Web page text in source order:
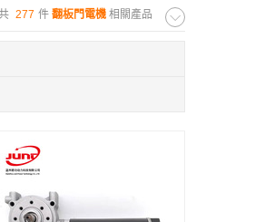
277 件 翻板門電機 相關產品